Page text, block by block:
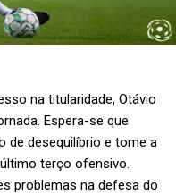
na titularidade, Otávio
Espera-se que
de desequilíbrio e tome a
terço ofensivo.
problemas na defesa do